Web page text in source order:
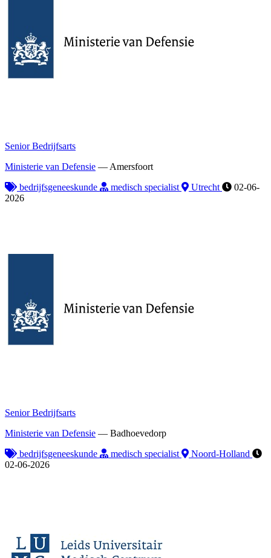
Senior Bedrijfsarts
Ministerie van Defensie — Amersfoort
bedrijfsgeneeskunde
medisch specialist Utrecht
02-06-
2026
Senior Bedrijfsarts
Ministerie van Defensie — Badhoevedorp
bedrijfsgeneeskunde
medisch specialist
Noord-Holland
02-06-2026